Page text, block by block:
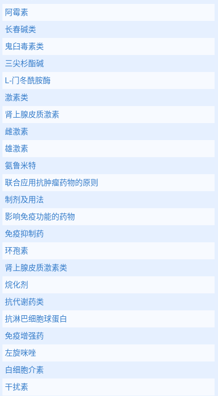
阿霉素
长春碱类
鬼臼毒素类
三尖杉酯碱
L-门冬酰胺酶
激素类
肾上腺皮质激素
雌激素
雄激素
氨鲁米特
联合应用抗肿瘤药物的原则
制剂及用法
影响免疫功能的药物
免疫抑制药
环孢素
肾上腺皮质激素类
烷化剂
抗代谢药类
抗淋巴细胞球蛋白
免疫增强药
左旋咪唑
白细胞介素
干扰素